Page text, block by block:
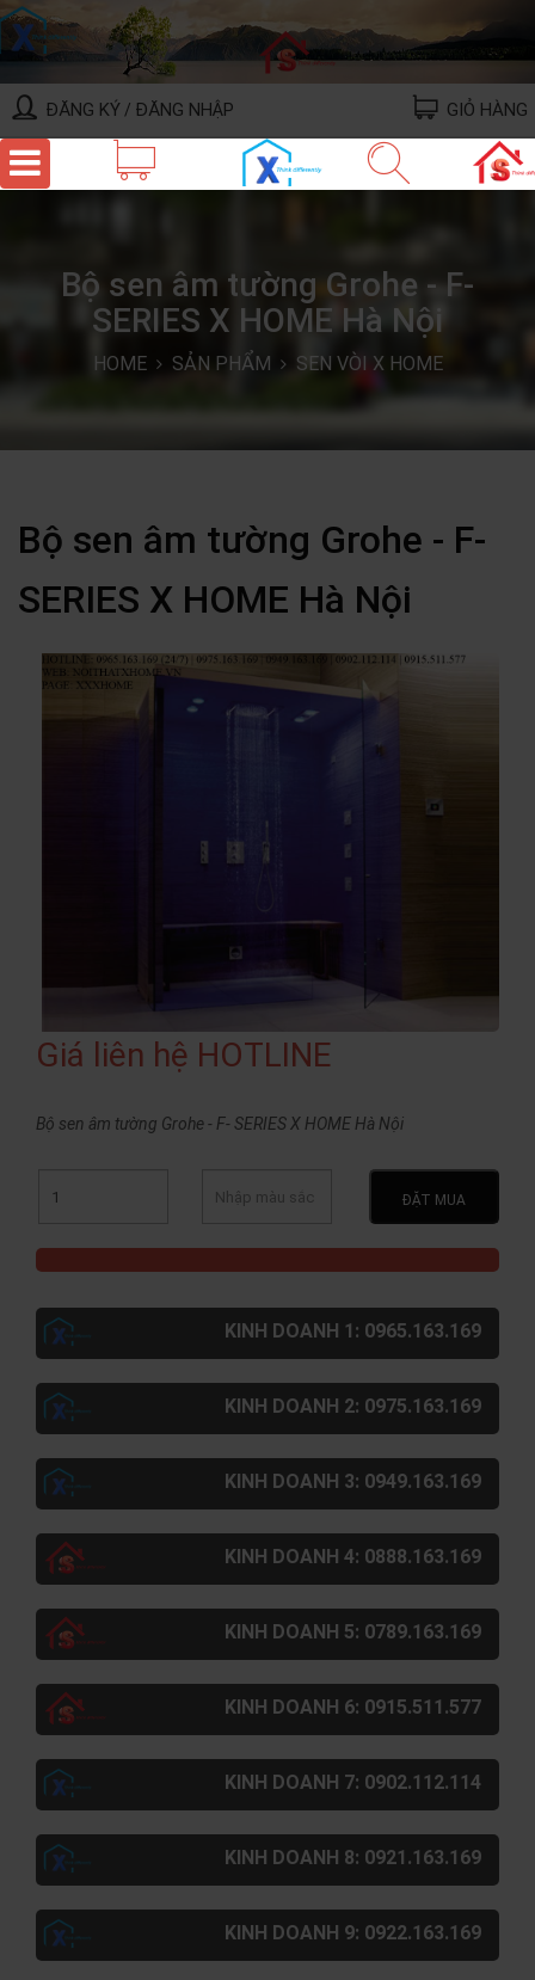
ĐĂNG KÝ / ĐĂNG NHẬP GIỎ HÀNG
Bộ sen âm tường Grohe - F-
SERIES X HOME Hà Nội
HOME SẢN PHẨM SEN VÒI X HOME
Bộ sen âm tường Grohe - F-
SERIES X HOME Hà Nội
Giá liên hệ HOTLINE
Bộ sen âm tường Grohe - F- SERIES X HOME Hà Nội
ĐẶT MUA
KINH DOANH 1: 0965.163.169
KINH DOANH 2: 0975.163.169
KINH DOANH 3: 0949.163.169
KINH DOANH 4: 0888.163.169
KINH DOANH 5: 0789.163.169
KINH DOANH 6: 0915.511.577
KINH DOANH 7: 0902.112.114
KINH DOANH 8: 0921.163.169
KINH DOANH 9: 0922.163.169